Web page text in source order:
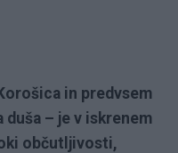
in predvsem
– je v iskrenem
občutljivosti,